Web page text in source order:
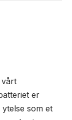
vårt
er
som et